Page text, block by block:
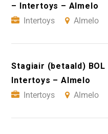
– Intertoys – Almelo
Intertoys
Almelo
Stagiair (betaald) BOL
Intertoys – Almelo
Intertoys
Almelo